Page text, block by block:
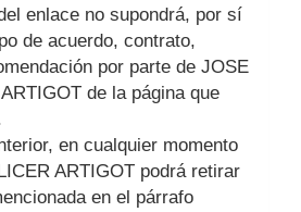
enlace no supondrá, por sí
de acuerdo, contrato,
por parte de JOSE
de la página que
en cualquier momento
ARTIGOT podrá retirar
en el párrafo